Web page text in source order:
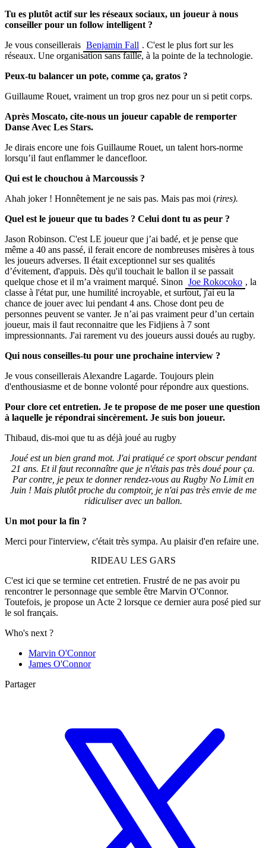
Tu es plutôt actif sur les réseaux sociaux, un joueur à nous
conseiller pour un follow intelligent ?
Je vous conseillerais Benjamin Fall . C'est le plus fort sur les
réseaux. Une organisation sans faille, à la pointe de la technologie.
Peux-tu balancer un pote, comme ça, gratos ?
Guillaume Rouet, vraiment un trop gros nez pour un si petit corps.
Après Moscato, cite-nous un joueur capable de remporter
Danse Avec Les Stars.
Je dirais encore une fois Guillaume Rouet, un talent hors-norme
lorsqu’il faut enflammer le dancefloor.
Qui est le chouchou à Marcoussis ?
Ahah joker ! Honnêtement je ne sais pas. Mais pas moi (rires).
Quel est le joueur que tu bades ? Celui dont tu as peur ?
Jason Robinson. C'est LE joueur que j’ai badé, et je pense que
même a 40 ans passé, il ferait encore de nombreuses misères à tous
les joueurs adverses. Il était exceptionnel sur ses qualités
d’évitement, d'appuis. Dès qu'il touchait le ballon il se passait
quelque chose et il m’a vraiment marqué. Sinon Joe Rokocoko , la
classe à l'état pur, une humilité incroyable, et surtout, j'ai eu la
chance de jouer avec lui pendant 4 ans. Chose dont peu de
personnes peuvent se vanter. Je n’ai pas vraiment peur d’un certain
joueur, mais il faut reconnaitre que les Fidjiens à 7 sont
impressionnants. J'ai rarement vu des joueurs aussi doués au rugby.
Qui nous conseilles-tu pour une prochaine interview ?
Je vous conseillerais Alexandre Lagarde. Toujours plein
d'enthousiasme et de bonne volonté pour répondre aux questions.
Pour clore cet entretien. Je te propose de me poser une question
à laquelle je répondrai sincèrement. Je suis bon joueur.
Thibaud, dis-moi que tu as déjà joué au rugby
Joué est un bien grand mot. J'ai pratiqué ce sport obscur pendant
21 ans. Et il faut reconnaître que je n'étais pas très doué pour ça.
Par contre, je peux te donner rendez-vous au Rugby No Limit en
Juin ! Mais plutôt proche du comptoir, je n'ai pas très envie de me
ridiculiser avec un ballon.
Un mot pour la fin ?
Merci pour l'interview, c'était très sympa. Au plaisir d'en refaire une.
RIDEAU LES GARS
C'est ici que se termine cet entretien. Frustré de ne pas avoir pu
rencontrer le personnage que semble être Marvin O'Connor.
Toutefois, je propose un Acte 2 lorsque ce dernier aura posé pied sur
le sol français.
Who's next ?
Marvin O'Connor
James O'Connor
Partager